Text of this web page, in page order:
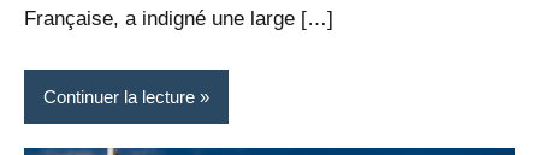
Française, a indigné une large […]
Continuer la lecture